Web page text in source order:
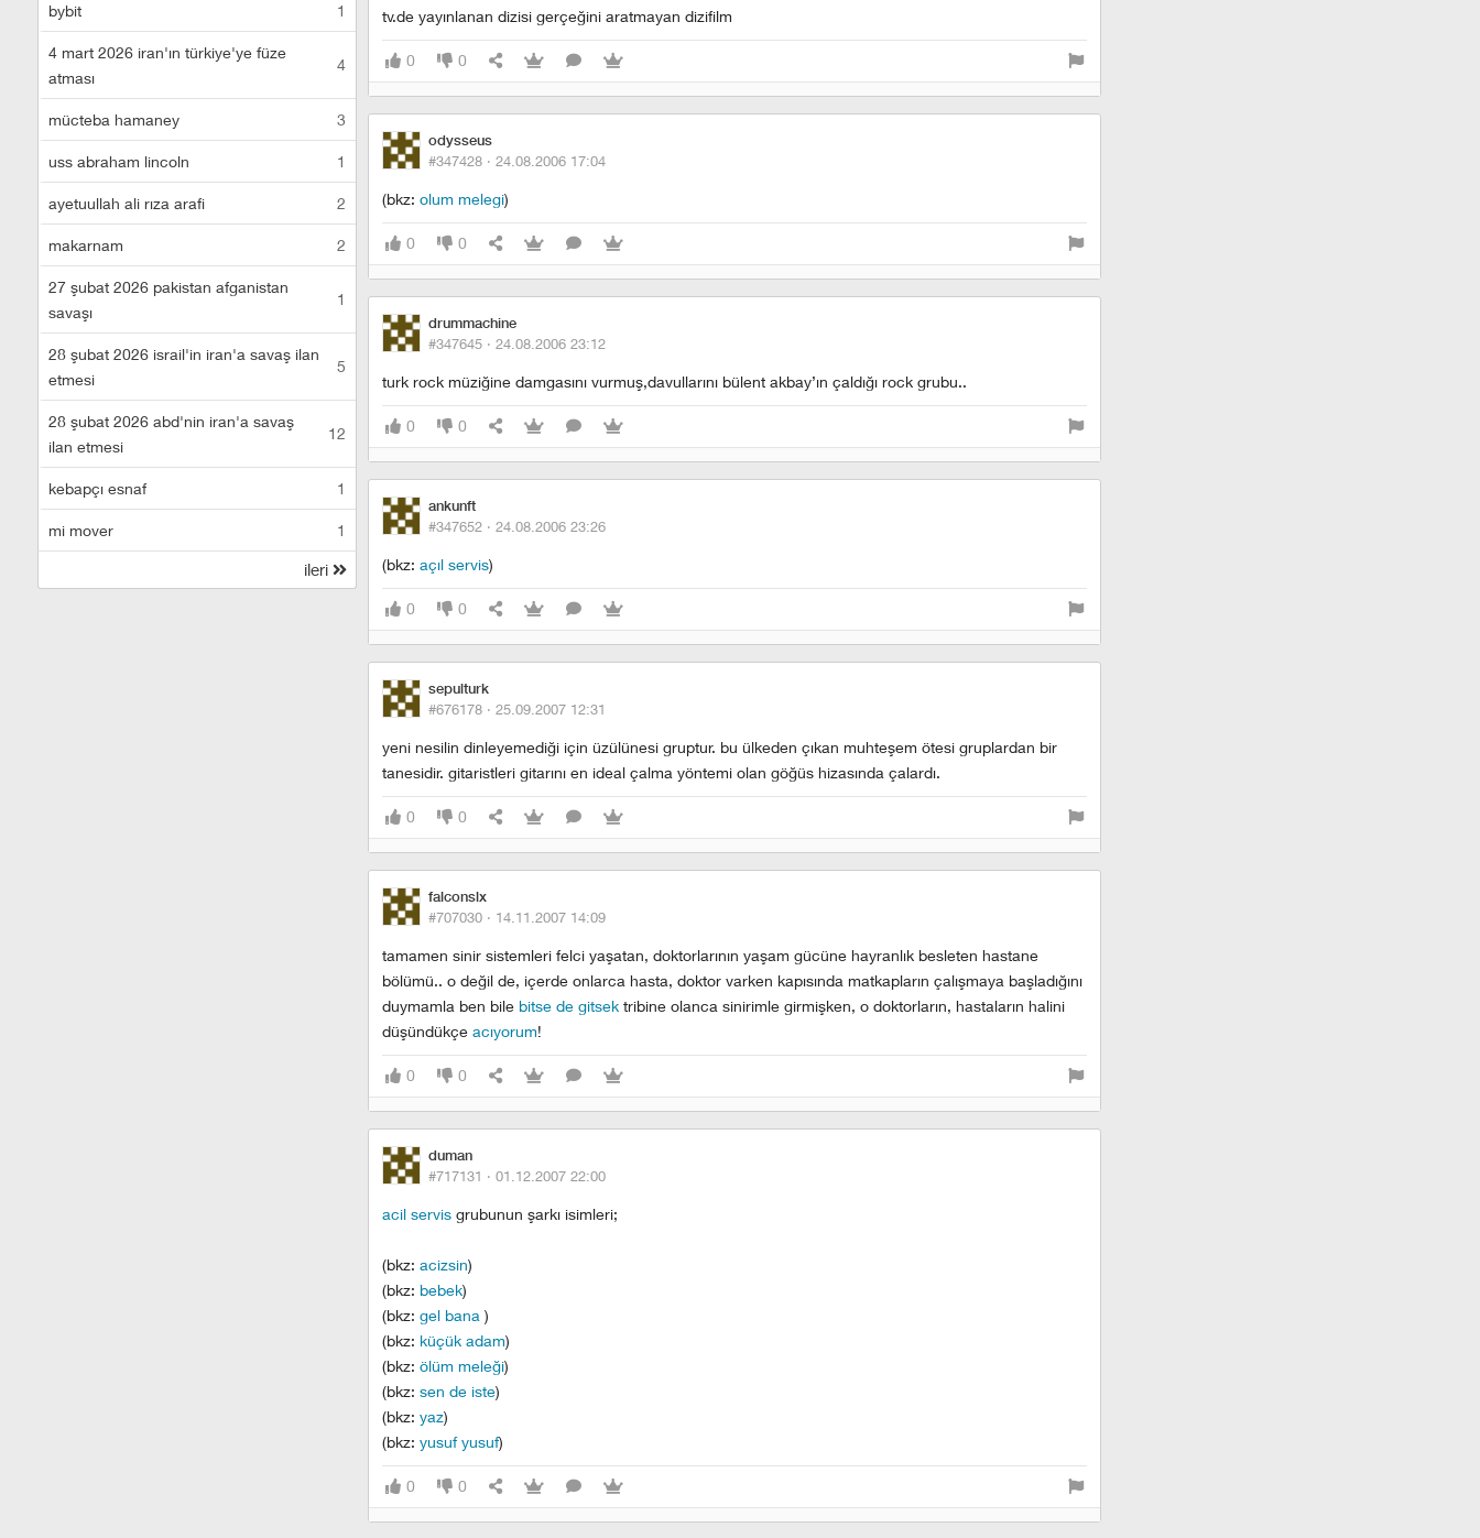
bybit 1
4 mart 2026 iran'ın türkiye'ye füze
atması
4
mücteba hamaney 3
uss abraham lincoln 1
ayetuullah ali rıza arafi 2
makarnam 2
27 şubat 2026 pakistan afganistan
savaşı
1
28 şubat 2026 israil'in iran'a savaş ilan
etmesi
5
28 şubat 2026 abd'nin iran'a savaş
ilan etmesi
12
kebapçı esnaf 1
mi mover 1
ileri
tv.de yayınlanan dizisi gerçeğini aratmayan dizifilm
0 0
odysseus
#347428 · 24.08.2006 17:04
(bkz: olum melegi)
0 0
drummachine
#347645 · 24.08.2006 23:12
turk rock müziğine damgasını vurmuş,davullarını bülent akbay’ın çaldığı rock grubu..
0 0
ankunft
#347652 · 24.08.2006 23:26
(bkz: açıl servis)
0 0
sepulturk
#676178 · 25.09.2007 12:31
yeni nesilin dinleyemediği için üzülünesi gruptur. bu ülkeden çıkan muhteşem ötesi gruplardan bir
tanesidir. gitaristleri gitarını en ideal çalma yöntemi olan göğüs hizasında çalardı.
0 0
falconslx
#707030 · 14.11.2007 14:09
tamamen sinir sistemleri felci yaşatan, doktorlarının yaşam gücüne hayranlık besleten hastane
bölümü.. o değil de, içerde onlarca hasta, doktor varken kapısında matkapların çalışmaya başladığını
duymamla ben bile bitse de gitsek tribine olanca sinirimle girmişken, o doktorların, hastaların halini
düşündükçe acıyorum!
0 0
duman
#717131 · 01.12.2007 22:00
acil servis grubunun şarkı isimleri;
(bkz: acizsin)
(bkz: bebek)
(bkz: gel bana )
(bkz: küçük adam)
(bkz: ölüm meleği)
(bkz: sen de iste)
(bkz: yaz)
(bkz: yusuf yusuf)
0 0